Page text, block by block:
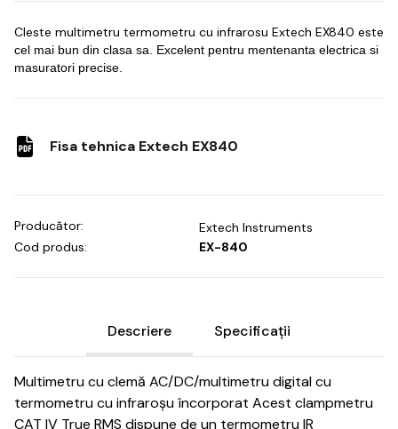
Cleste multimetru termometru cu infrarosu Extech EX840 este
cel mai bun din clasa sa. Excelent pentru mentenanta electrica si
masuratori precise.
Fisa tehnica Extech EX840
Producător:
Extech Instruments
Cod produs:
EX-840
Descriere Specificații
Multimetru cu clemă AC/DC/multimetru digital cu
termometru cu infraroșu încorporat Acest clampmetru
CAT IV True RMS dispune de un termometru IR